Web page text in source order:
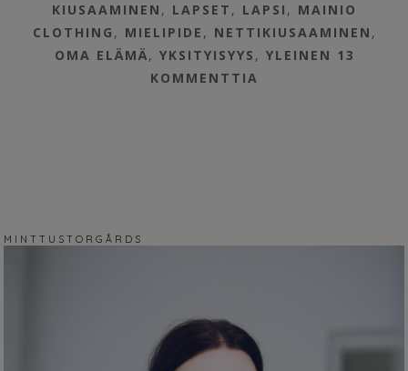
KIUSAAMINEN , LAPSET , LAPSI , MAINIO
CLOTHING , MIELIPIDE , NETTIKIUSAAMINEN ,
OMA ELÄMÄ, YKSITYISYYS , YLEINEN 13
KOMMENTTIA
M I N T T U S T O R G Å R D S